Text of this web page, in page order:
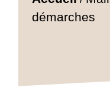
démarches